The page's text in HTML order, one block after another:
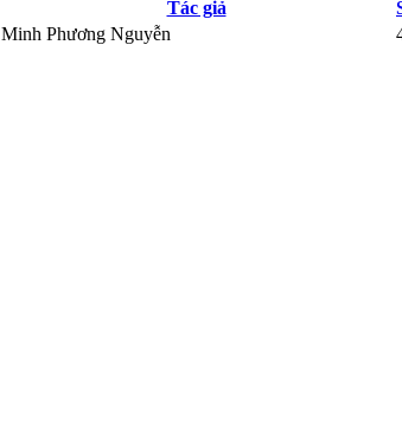
Tác giả
Minh Phương Nguyễn